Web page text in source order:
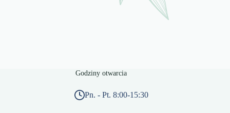
Godziny otwarcia
Pn. - Pt. 8:00-15:30